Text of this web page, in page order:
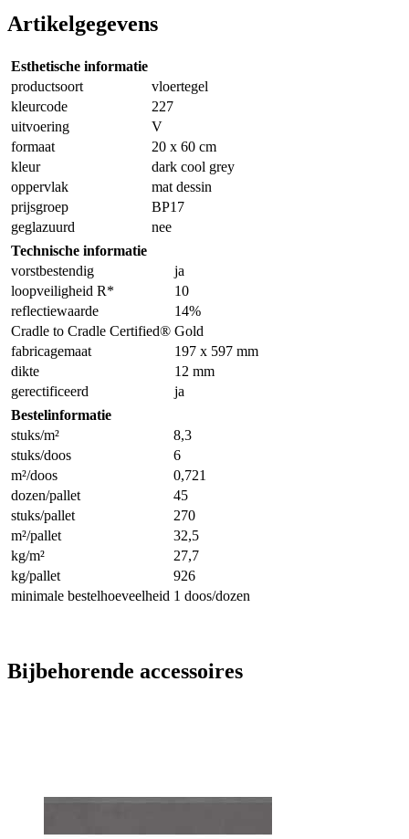
Artikelgegevens
Esthetische informatie
productsoort
vloertegel
kleurcode
227
uitvoering
V
formaat
20 x 60 cm
kleur
dark cool grey
oppervlak
mat dessin
prijsgroep
BP17
geglazuurd
nee
Technische informatie
vorstbestendig
ja
loopveiligheid R*
10
reflectiewaarde
14%
Cradle to Cradle Certified® Gold
fabricagemaat
197 x 597 mm
dikte
12 mm
gerectificeerd
ja
Bestelinformatie
stuks/m²
8,3
stuks/doos
6
m²/doos
0,721
dozen/pallet
45
stuks/pallet
270
m²/pallet
32,5
kg/m²
27,7
kg/pallet
926
minimale bestelhoeveelheid 1 doos/dozen
Bijbehorende accessoires